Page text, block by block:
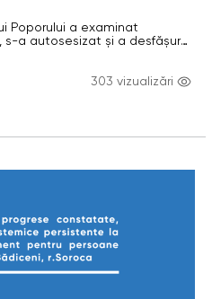
Poporului a examinat
s-a autosesizat și a desfășurat
insuficiența mecanismelor de
303 vizualizări